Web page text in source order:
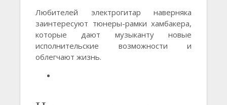
Любителей электрогитар наверняка
заинтересуют тюнеры-рамки хамбакера,
которые дают музыканту новые
исполнительские возможности и
облегчают жизнь.